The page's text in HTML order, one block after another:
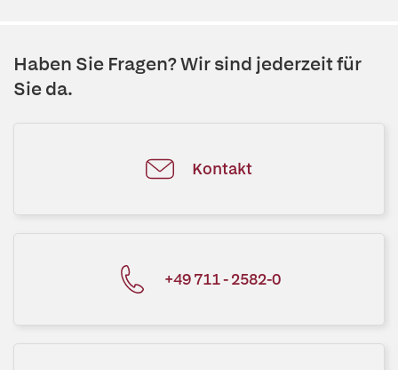
Haben Sie Fragen? Wir sind jederzeit für
Sie da.
Kontakt
+49 711 - 2582-0